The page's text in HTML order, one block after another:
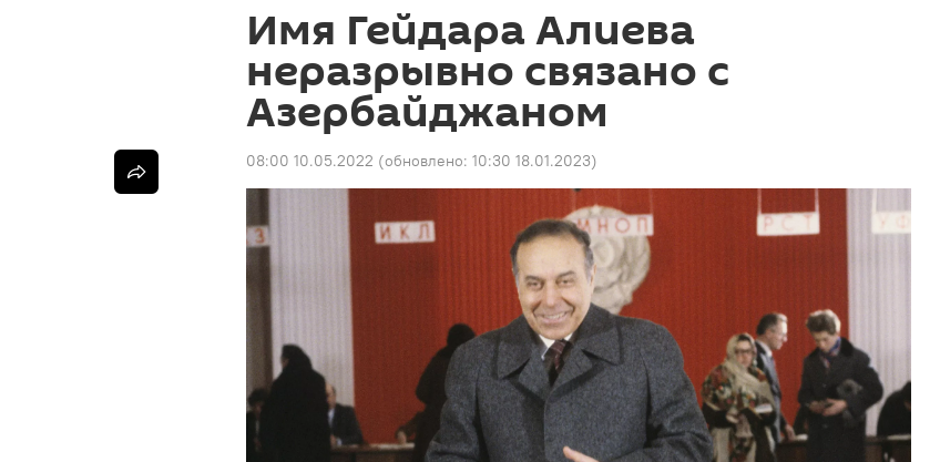
Имя Гейдара Алиева
неразрывно связано с
Азербайджаном
08:00 10.05.2022 (обновлено: 10:30 18.01.2023)